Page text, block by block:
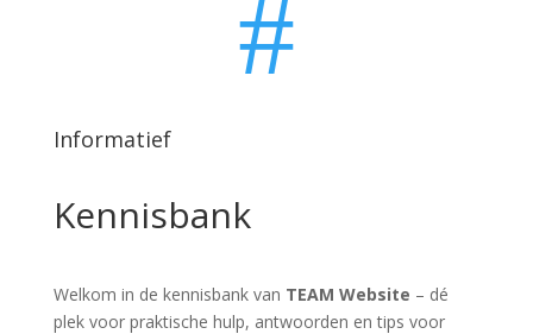
#
Informatief
Kennisbank
Welkom in de kennisbank van TEAM Website – dé
plek voor praktische hulp, antwoorden en tips voor